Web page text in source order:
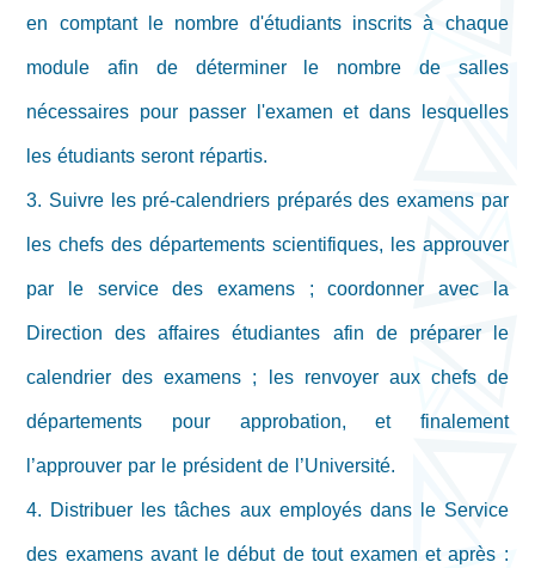
en comptant le nombre d'étudiants inscrits à chaque
module afin de déterminer le nombre de salles
nécessaires pour passer l'examen et dans lesquelles
les étudiants seront répartis.
3. Suivre les pré-calendriers préparés des examens par
les chefs des départements scientifiques, les approuver
par le service des examens ; coordonner avec la
Direction des affaires étudiantes afin de préparer le
calendrier des examens ; les renvoyer aux chefs de
départements pour approbation, et finalement
l’approuver par le président de l’Université.
4. Distribuer les tâches aux employés dans le Service
des examens avant le début de tout examen et après :